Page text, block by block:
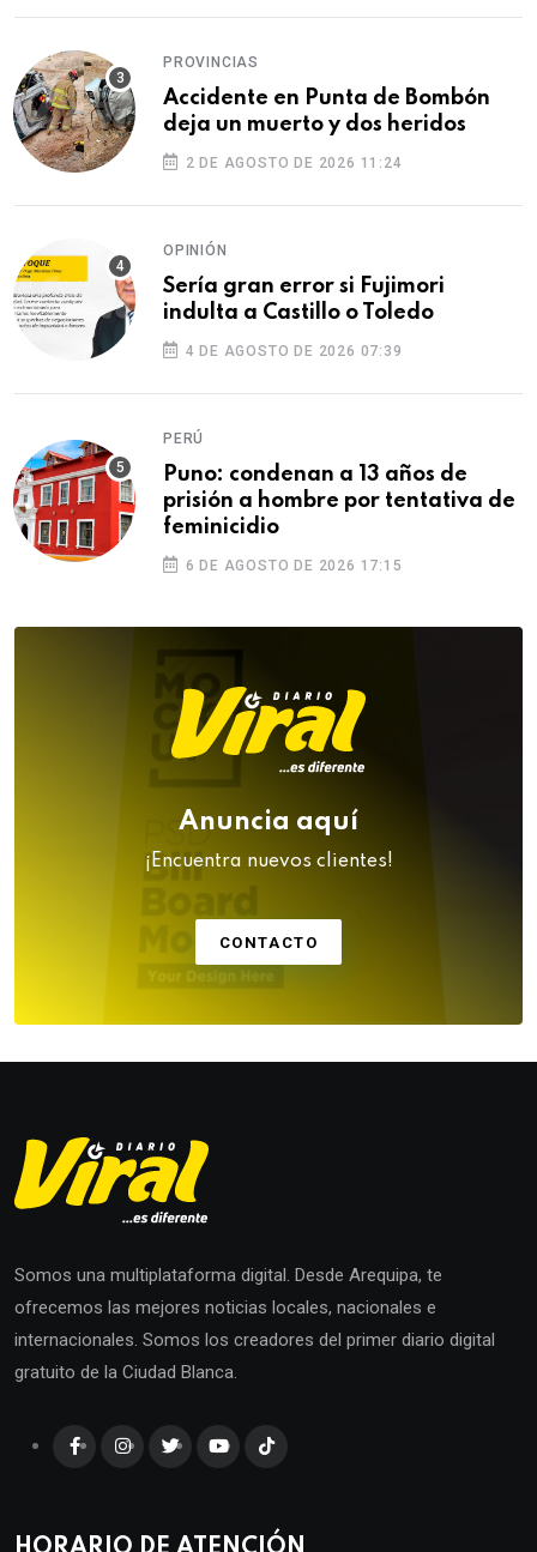
PROVINCIAS
Accidente en Punta de Bombón
deja un muerto y dos heridos
2 DE AGOSTO DE 2026 11:24
OPINIÓN
Sería gran error si Fujimori
indulta a Castillo o Toledo
4 DE AGOSTO DE 2026 07:39
PERÚ
Puno: condenan a 13 años de
prisión a hombre por tentativa de
feminicidio
6 DE AGOSTO DE 2026 17:15
Anuncia aquí
¡Encuentra nuevos clientes!
CONTACTO
Somos una multiplataforma digital. Desde Arequipa, te
ofrecemos las mejores noticias locales, nacionales e
internacionales. Somos los creadores del primer diario digital
gratuito de la Ciudad Blanca.